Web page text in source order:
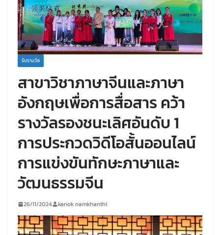
รับรางวัล
สาขาวิชาภาษาจีนและภาษา
อังกฤษเพื่อการสื่อสาร คว้า
รางวัลรองชนะเลิศอันดับ 1
การประกวดวิดีโอสั้นออนไลน์
การแข่งขันทักษะภาษาและ
วัฒนธรรมจีน
26/11/2024 kanok namkhanthi